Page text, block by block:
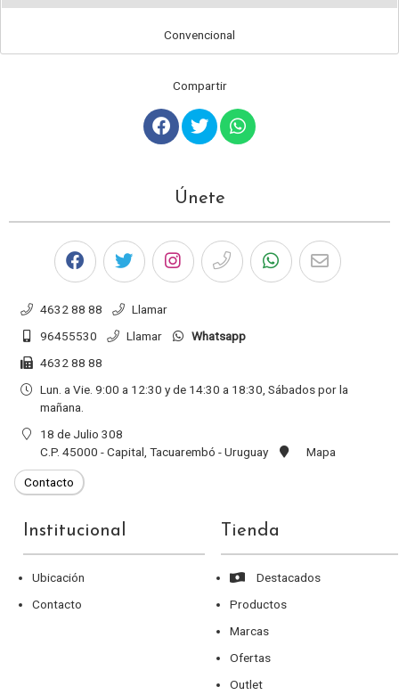
Convencional
Compartir
Únete
4632 88 88
Llamar
96455530
Llamar
Whatsapp
4632 88 88
Lun. a Vie. 9:00 a 12:30 y de 14:30 a 18:30, Sábados por la
mañana.
18 de Julio 308
C.P. 45000 - Capital, Tacuarembó - Uruguay
Mapa
Institucional
Ubicación
Contacto
Tienda
Destacados
Productos
Marcas
Ofertas
Outlet